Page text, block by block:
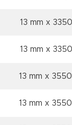
13 mm x
13 mm x
13 mm x
13 mm x